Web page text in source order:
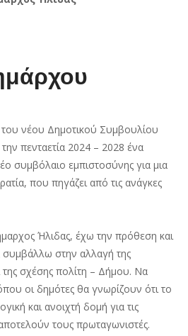
νέου Δημοτικού Συμβουλίου
πενταετία 2024 – 2028 ένα
συμβόλαιο εμπιστοσύνης για μια
που πηγάζει από τις ανάγκες
Ήλιδας, έχω την πρόθεση και
συμβάλλω στην αλλαγή της
της σχέσης πολίτη – Δήμου. Να
οι δημότες θα γνωρίζουν ότι το
και ανοιχτή δομή για τις
αποτελούν τους πρωταγωνιστές.